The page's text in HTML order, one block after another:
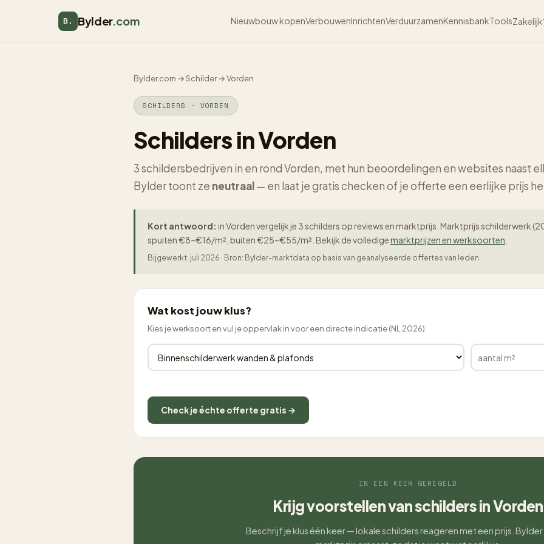
B. Bylder.com Nieuwbouw kopenVerbouwenInrichtenVerduurzamenKennisbankToolsZakelijk
Bylder.com →Schilder→Vorden
SCHILDERS · VORDEN
Schilders in Vorden
3 schildersbedrijven in en rond Vorden, met hun beoordelingen en websites naast
Bylder toont ze neutraal— en laat je gratis checken of je offerte een eerlijke prijs
Kort antwoord: in Vorden vergelijk je 3 schilders op reviews en marktprijs. Marktprijs schilderwerk
spuiten €8–€16/m², buiten €25–€55/m². Bekijk de volledigemarktprijzen en werksoorten
Bijgewerkt: juli 2026 · Bron: Bylder-marktdata op basis van geanalyseerde offertes van leden.
Wat kost jouw klus?
Kies je werksoort en vul je oppervlak in voor een directe indicatie (NL 2026).
Check je échte offerte gratis →
IN ÉÉN KEER GEREGELD
Krijg voorstellen van schilders in Vorden
Beschrijf je klus één keer — lokale schilders reageren met een prijs.